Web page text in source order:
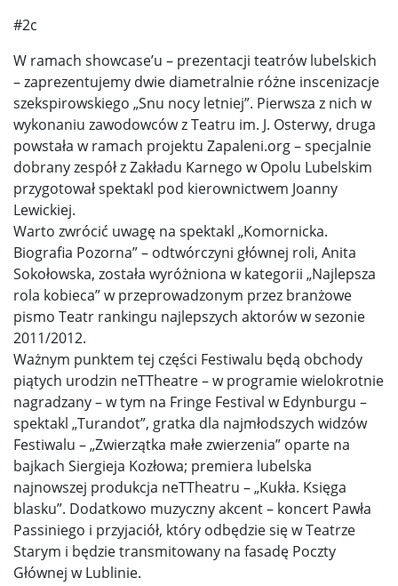
#2c
W ramach showcase’u – prezentacji teatrów lubelskich
– zaprezentujemy dwie diametralnie różne inscenizacje
szekspirowskiego „Snu nocy letniej”. Pierwsza z nich w
wykonaniu zawodowców z Teatru im. J. Osterwy, druga
powstała w ramach projektu Zapaleni.org – specjalnie
dobrany zespół z Zakładu Karnego w Opolu Lubelskim
przygotował spektakl pod kierownictwem Joanny
Lewickiej.
Warto zwrócić uwagę na spektakl „Komornicka.
Biografia Pozorna” – odtwórczyni głównej roli, Anita
Sokołowska, została wyróżniona w kategorii „Najlepsza
rola kobieca” w przeprowadzonym przez branżowe
pismo Teatr rankingu najlepszych aktorów w sezonie
2011/2012.
Ważnym punktem tej części Festiwalu będą obchody
piątych urodzin neTTheatre – w programie wielokrotnie
nagradzany – w tym na Fringe Festival w Edynburgu –
spektakl „Turandot”, gratka dla najmłodszych widzów
Festiwalu – „Zwierzątka małe zwierzenia” oparte na
bajkach Siergieja Kozłowa; premiera lubelska
najnowszej produkcja neTTheatru – „Kukła. Księga
blasku”. Dodatkowo muzyczny akcent – koncert Pawła
Passiniego i przyjaciół, który odbędzie się w Teatrze
Starym i będzie transmitowany na fasadę Poczty
Głównej w Lublinie.